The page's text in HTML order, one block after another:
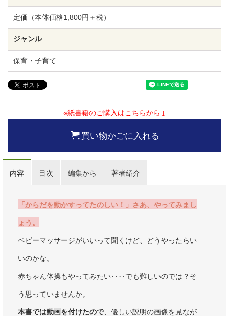
定価（本体価格1,800円＋税）
ジャンル
保育・子育て
※紙書籍のご購入はこちらから↓
買い物かごに入れる
内容 目次 編集から 著者紹介
「からだを動かすってたのしい！」さあ、やってみまし
ょう。
ベビーマッサージがいいって聞くけど、どうやったらい
いのかな。
赤ちゃん体操もやってみたい‥‥でも難しいのでは？そ
う思っていませんか。
本書では動画を付けたので、優しい説明の画像を見なが